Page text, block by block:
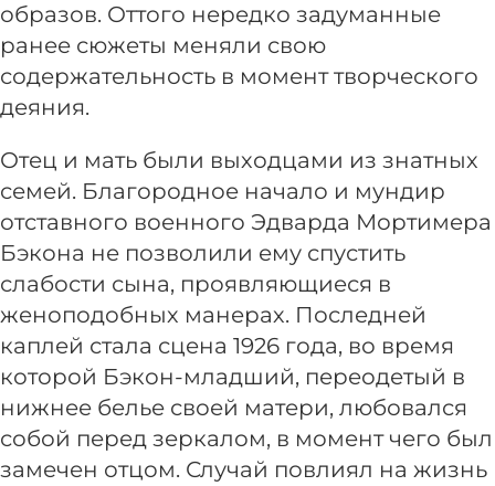
образов. Оттого нередко задуманные
ранее сюжеты меняли свою
содержательность в момент творческого
деяния.
Отец и мать были выходцами из знатных
семей. Благородное начало и мундир
отставного военного Эдварда Мортимера
Бэкона не позволили ему спустить
слабости сына, проявляющиеся в
женоподобных манерах. Последней
каплей стала сцена 1926 года, во время
которой Бэкон-младший, переодетый в
нижнее белье своей матери, любовался
собой перед зеркалом, в момент чего был
замечен отцом. Случай повлиял на жизнь